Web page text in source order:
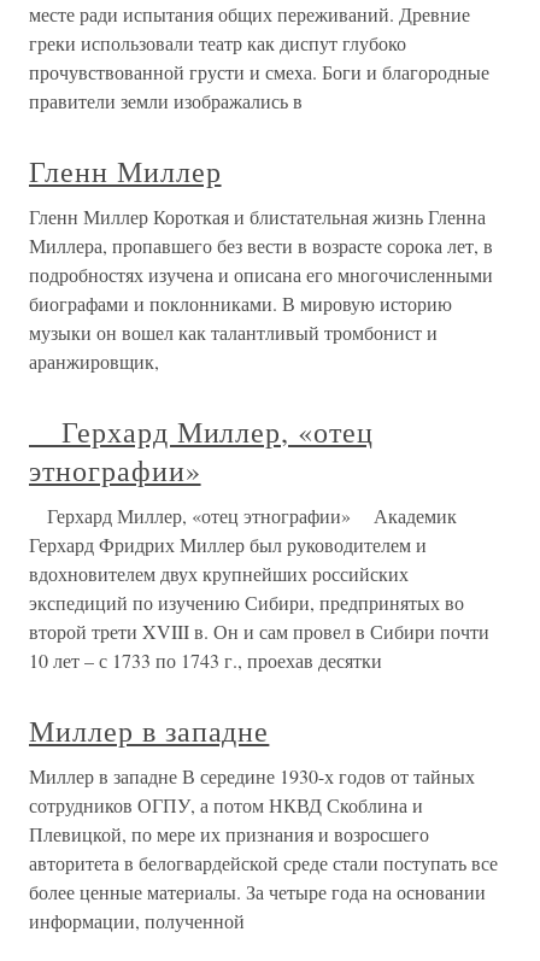
месте ради испытания общих переживаний. Древние
греки использовали театр как диспут глубоко
прочувствованной грусти и смеха. Боги и благородные
правители земли изображались в
Гленн Миллер
Гленн Миллер Короткая и блистательная жизнь Гленна
Миллера, пропавшего без вести в возрасте сорока лет, в
подробностях изучена и описана его многочисленными
биографами и поклонниками. В мировую историю
музыки он вошел как талантливый тромбонист и
аранжировщик,
Герхард Миллер, «отец
этнографии»
Герхард Миллер, «отец этнографии» Академик
Герхард Фридрих Миллер был руководителем и
вдохновителем двух крупнейших российских
экспедиций по изучению Сибири, предпринятых во
второй трети XVIII в. Он и сам провел в Сибири почти
10 лет – с 1733 по 1743 г., проехав десятки
Миллер в западне
Миллер в западне В середине 1930-х годов от тайных
сотрудников ОГПУ, а потом НКВД Скоблина и
Плевицкой, по мере их признания и возросшего
авторитета в белогвардейской среде стали поступать все
более ценные материалы. За четыре года на основании
информации, полученной